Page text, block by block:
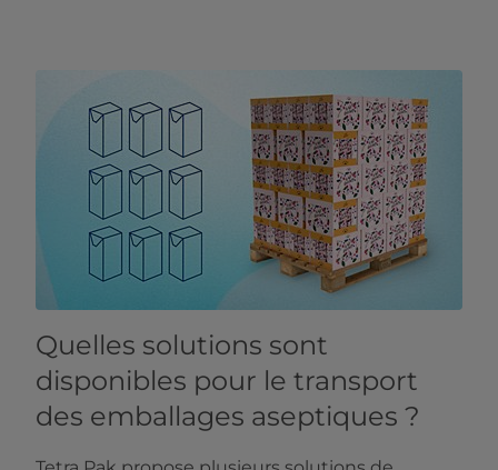
Quelles solutions sont
disponibles pour le transport
des emballages aseptiques ?